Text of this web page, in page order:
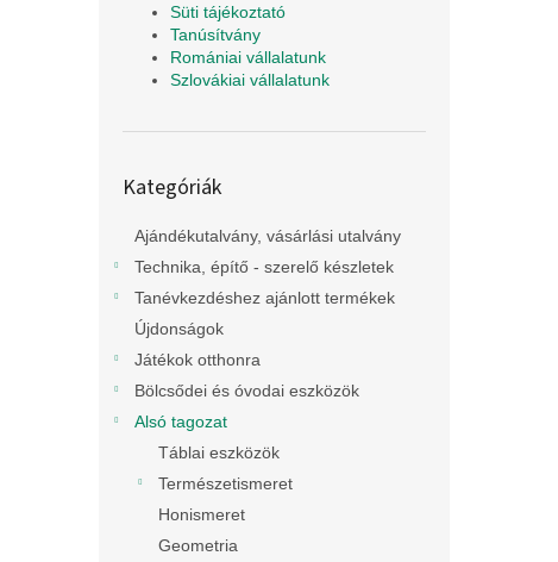
Süti tájékoztató
Tanúsítvány
Romániai vállalatunk
Szlovákiai vállalatunk
átugrása
Kategóriák
Ajándékutalvány, vásárlási utalvány
Technika, építő - szerelő készletek
Tanévkezdéshez ajánlott termékek
Újdonságok
Játékok otthonra
Bölcsődei és óvodai eszközök
Alsó tagozat
Táblai eszközök
Természetismeret
Honismeret
Geometria